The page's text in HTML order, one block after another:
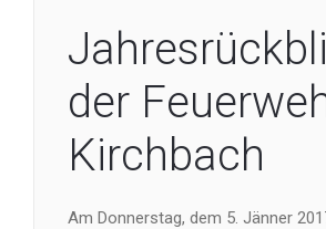
der
Kirchbach
Am Donnerstag, dem 5. Jänner